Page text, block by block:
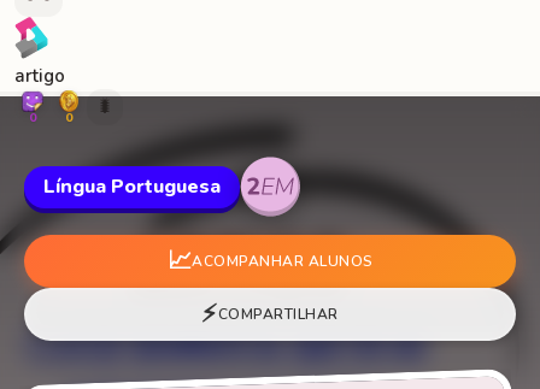
artigo
0 0 🐛
Língua Portuguesa
📈ACOMPANHAR ALUNOS
⚡COMPARTILHAR